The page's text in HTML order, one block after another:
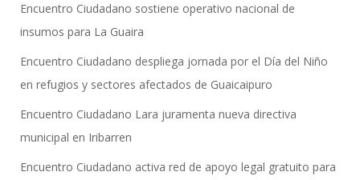
Encuentro Ciudadano sostiene operativo nacional de
insumos para La Guaira
Encuentro Ciudadano despliega jornada por el Día del Niño
en refugios y sectores afectados de Guaicaipuro
Encuentro Ciudadano Lara juramenta nueva directiva
municipal en Iribarren
Encuentro Ciudadano activa red de apoyo legal gratuito para